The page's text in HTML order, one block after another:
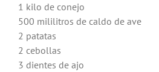
WooCommerce My Account
WooCommerce Cart
1 kilo de conejo
500 mililitros de caldo de ave
2 patatas
2 cebollas
3 dientes de ajo